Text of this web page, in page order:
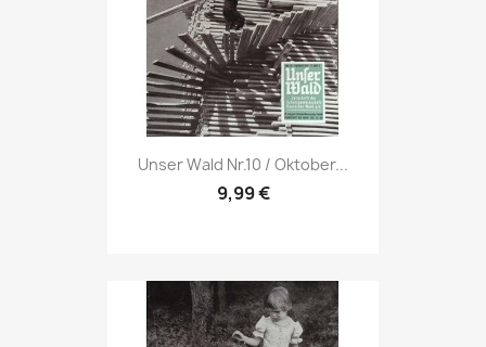
Vorschau
Unser Wald Nr.10 / Oktober...
9,99 €